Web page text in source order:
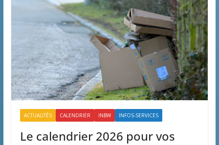
ACTUALITÉS CALENDRIER INBW INFOS-SERVICES
Le calendrier 2026 pour vos